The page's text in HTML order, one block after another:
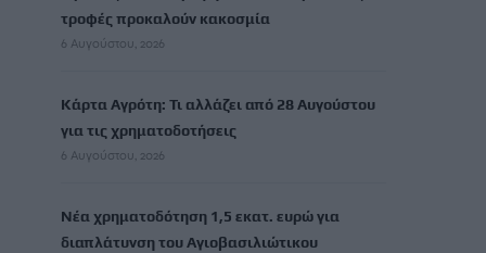
τροφές προκαλούν κακοσμία
6 Αυγούστου, 2026
Κάρτα Αγρότη: Τι αλλάζει από 28 Αυγούστου
για τις χρηματοδοτήσεις
6 Αυγούστου, 2026
Νέα χρηματοδότηση 1,5 εκατ. ευρώ για
διαπλάτυνση του Αγιοβασιλιώτικου